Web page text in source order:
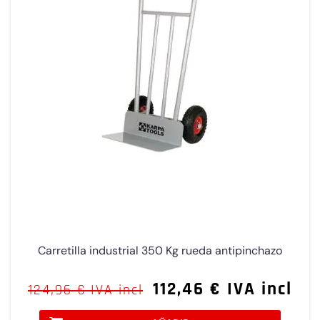
Carretilla industrial 350 Kg rueda antipinchazo
124,96 € IVA incl 112,46 € IVA incl